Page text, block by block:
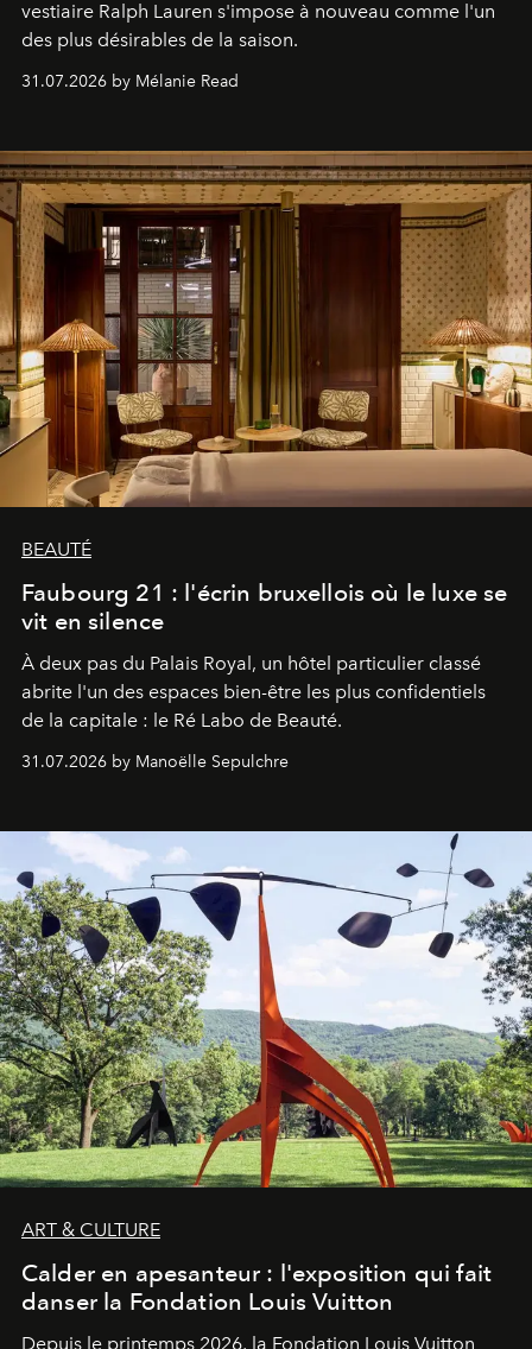
vestiaire Ralph Lauren s'impose à nouveau comme l'un
des plus désirables de la saison.
31.07.2026 by Mélanie Read
BEAUTÉ
Faubourg 21 : l'écrin bruxellois où le luxe se
vit en silence
À deux pas du Palais Royal, un hôtel particulier classé
abrite l'un des espaces bien-être les plus confidentiels
de la capitale : le Ré Labo de Beauté.
31.07.2026 by Manoëlle Sepulchre
ART & CULTURE
Calder en apesanteur : l'exposition qui fait
danser la Fondation Louis Vuitton
Depuis le printemps 2026, la Fondation Louis Vuitton